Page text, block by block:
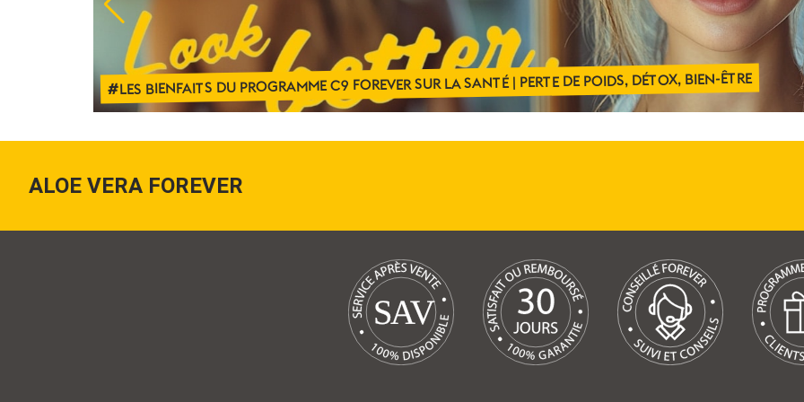
LES BIENFAITS DU PROGRAMME C9 FOREVER SUR LA SANTÉ | PERTE DE POIDS, DÉTOX, BIEN-ÊTRE
ALOE VERA FOREVER
SAV